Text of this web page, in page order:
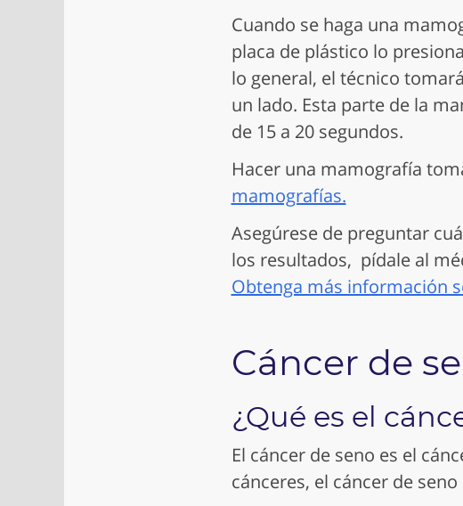
Cuando se haga una
placa de plástico lo
lo general, el técnico
un lado. Esta parte de la
de 15 a 20 segundos.
Hacer una mamografía
mamografías.
Asegúrese de preguntar
los resultados, pídale al
Obtenga más información
Cáncer de
¿Qué es el
El cáncer de seno es el
cánceres, el cáncer de